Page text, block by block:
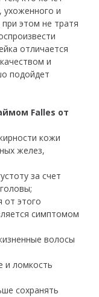
ухоженного и
этом не тратя
отличается
и
подойдет
Falles от
кожи
желез,
за счет
от этого
симптомом
волосы
и ломкость
сохранять